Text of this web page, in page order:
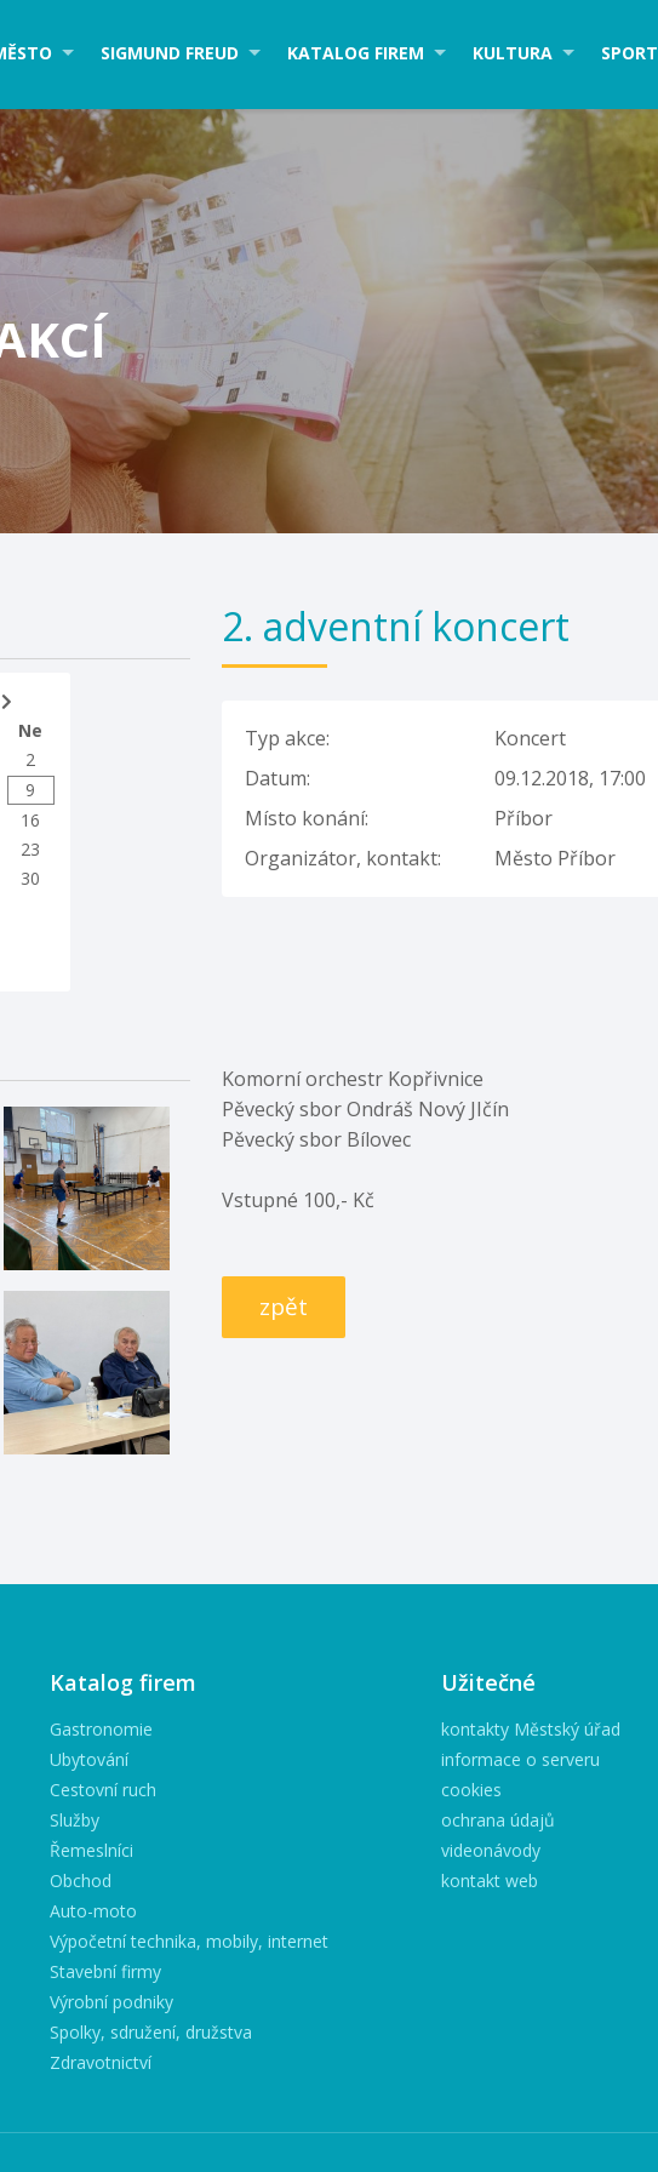
SIGMUND FREUD KATALOG FIREM KULTURA SPORT
2. adventní koncert
Typ akce:
Koncert
Datum:
09.12.2018, 17:00
Místo konání:
Příbor
Organizátor, kontakt:
Město Příbor
Komorní orchestr Kopřivnice
Pěvecký sbor Ondráš Nový JIčín
Pěvecký sbor Bílovec
Vstupné 100,- Kč
zpět
Ne
2
9
16
23
30
Katalog firem
Gastronomie
Ubytování
Cestovní ruch
Služby
Řemeslníci
Obchod
Auto-moto
Výpočetní technika, mobily, internet
Stavební firmy
Výrobní podniky
Spolky, sdružení, družstva
Zdravotnictví
Užitečné
kontakty Městský úřad
informace o serveru
cookies
ochrana údajů
videonávody
kontakt web